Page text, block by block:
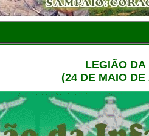
LEGIÃO DA
(24 DE MAIO DE